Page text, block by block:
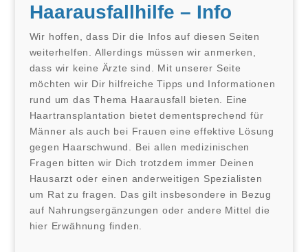
Haarausfallhilfe – Info
Wir hoffen, dass Dir die Infos auf diesen Seiten
weiterhelfen. Allerdings müssen wir anmerken,
dass wir keine Ärzte sind. Mit unserer Seite
möchten wir Dir hilfreiche Tipps und Informationen
rund um das Thema Haarausfall bieten. Eine
Haartransplantation bietet dementsprechend für
Männer als auch bei Frauen eine effektive Lösung
gegen Haarschwund. Bei allen medizinischen
Fragen bitten wir Dich trotzdem immer Deinen
Hausarzt oder einen anderweitigen Spezialisten
um Rat zu fragen. Das gilt insbesondere in Bezug
auf Nahrungsergänzungen oder andere Mittel die
hier Erwähnung finden.